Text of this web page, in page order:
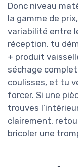
Donc niveau
la gamme de
variabilité entre
réception, tu
+ produit
séchage
coulisses, et tu
forcer. Si une
trouves
clairement,
bricoler une